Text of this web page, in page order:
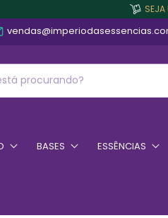
SEJA
BASES ESSÊNCIAS